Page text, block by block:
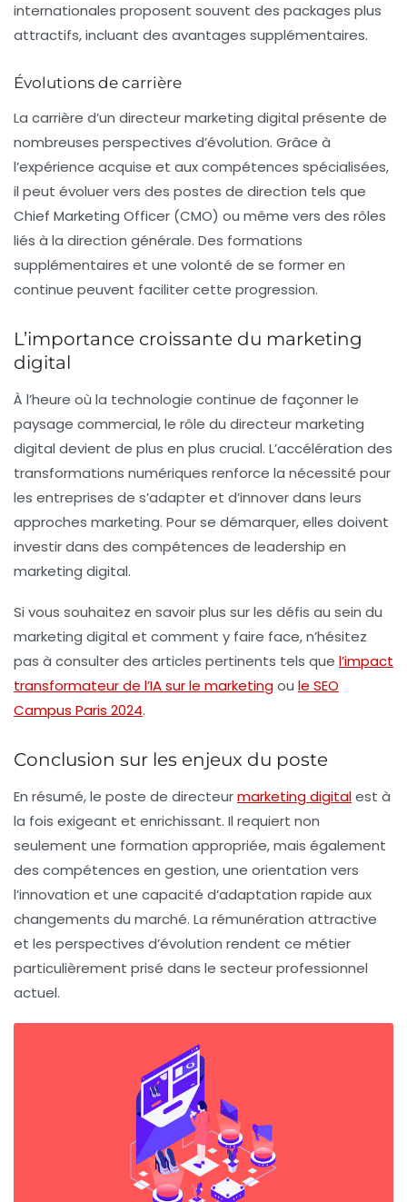
internationales proposent souvent des packages plus
attractifs, incluant des avantages supplémentaires.
Évolutions de carrière
La carrière d’un directeur marketing digital présente de
nombreuses perspectives d’évolution. Grâce à
l’expérience acquise et aux compétences spécialisées,
il peut évoluer vers des postes de direction tels que
Chief Marketing Officer (CMO) ou même vers des rôles
liés à la direction générale. Des formations
supplémentaires et une volonté de se former en
continue peuvent faciliter cette progression.
L’importance croissante du marketing
digital
À l’heure où la technologie continue de façonner le
paysage commercial, le rôle du directeur marketing
digital devient de plus en plus crucial. L’accélération des
transformations numériques renforce la nécessité pour
les entreprises de s’adapter et d’innover dans leurs
approches marketing. Pour se démarquer, elles doivent
investir dans des compétences de leadership en
marketing digital.
Si vous souhaitez en savoir plus sur les défis au sein du
marketing digital et comment y faire face, n’hésitez
pas à consulter des articles pertinents tels que l’impact
transformateur de l’IA sur le marketingou le SEO
Campus Paris 2024.
Conclusion sur les enjeux du poste
En résumé, le poste de directeurmarketing digitalest à
la fois exigeant et enrichissant. Il requiert non
seulement une formation appropriée, mais également
des compétences en gestion, une orientation vers
l’innovation et une capacité d’adaptation rapide aux
changements du marché. La rémunération attractive
et les perspectives d’évolution rendent ce métier
particulièrement prisé dans le secteur professionnel
actuel.